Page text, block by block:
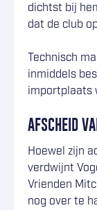
dichtst bij
dat de club
Technisch
inmiddels
importplaats
AFSCHEID
Hoewel zijn
verdwijnt
Vrienden
nog over te